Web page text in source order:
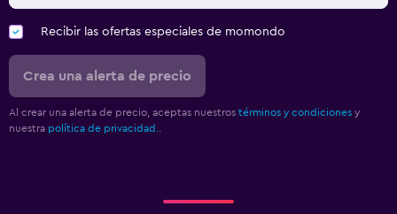
Recibir las ofertas especiales de momondo
Crea una alerta de precio
Al crear una alerta de precio, aceptas nuestros términos y condiciones y
nuestra política de privacidad.